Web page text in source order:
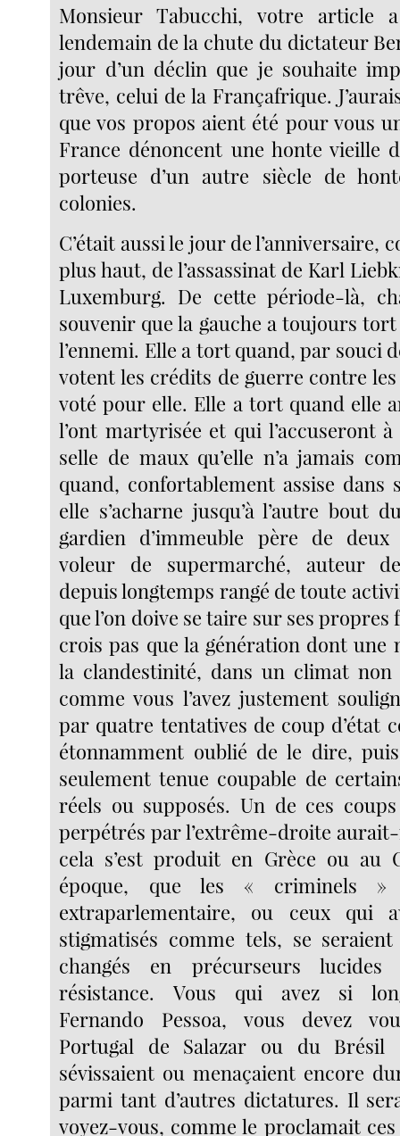
Monsieur Tabucchi, votre article
lendemain de la chute du dictateur
jour d’un déclin que je souhaite
trêve, celui de la Françafrique.
que vos propos aient été pour vous
France dénoncent une honte vieille
porteuse d’un autre siècle de
colonies.
C’était aussi le jour de l’anniversaire,
plus haut, de l’assassinat de Karl
Luxemburg. De cette période-là,
souvenir que la gauche a toujours
l’ennemi. Elle a tort quand, par souci
votent les crédits de guerre contre
voté pour elle. Elle a tort quand elle
l’ont martyrisée et qui l’accuseront
selle de maux qu’elle n’a jamais
quand, confortablement assise dans
elle s’acharne jusqu’à l’autre bout
gardien d’immeuble père de deux
voleur de supermarché, auteur
depuis longtemps rangé de toute
que l’on doive se taire sur ses propres
crois pas que la génération dont une
la clandestinité, dans un climat
comme vous l’avez justement
par quatre tentatives de coup d’état
étonnamment oublié de le dire,
seulement tenue coupable de
réels ou supposés. Un de ces coups
perpétrés par l’extrême-droite
cela s’est produit en Grèce ou au
époque, que les « criminels »
extraparlementaire, ou ceux qui
stigmatisés comme tels, se
changés en précurseurs lucides
résistance. Vous qui avez si
Fernando Pessoa, vous devez
Portugal de Salazar ou du Brésil
sévissaient ou menaçaient encore
parmi tant d’autres dictatures. Il
voyez-vous, comme le proclamait